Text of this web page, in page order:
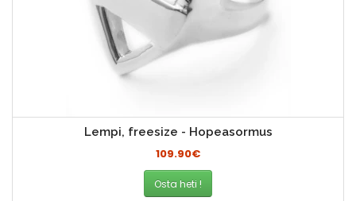
Lempi, freesize - Hopeasormus
109.90€
Osta heti !